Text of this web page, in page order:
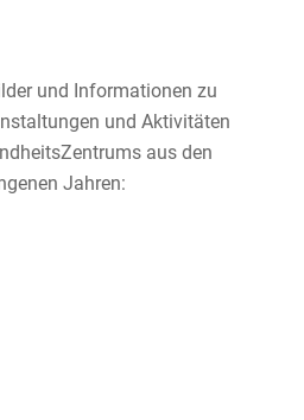
und Informationen zu
und Aktivitäten
aus den
Jahren: